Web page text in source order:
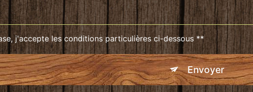
j'accepte les conditions particulières ci-dessous **
Envoyer